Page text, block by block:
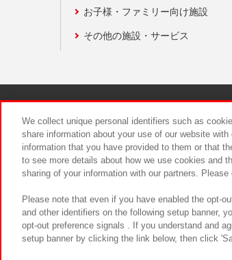
お子様・ファミリー向け施設
その他の施設・サービス
We collect unique personal identifiers such as
share information about your use of our website
information that you have provided to them or that
to see more details about how we use cookies and
sharing of your information with our partners.
Please note that even if you have enabled the opt-
and other identifiers on the following setup banner,
opt-out preference signals . If you understand and
setup banner by clicking the link below, then click